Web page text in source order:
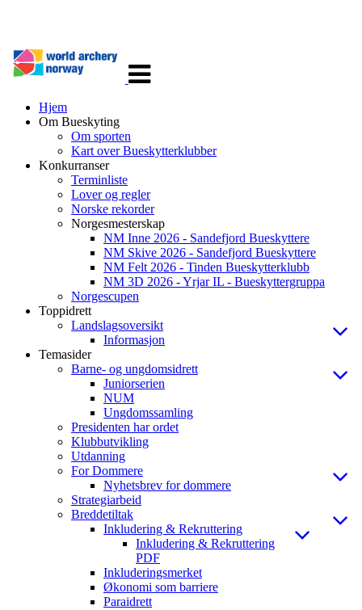
navigasjon
Hjem
Om Bueskyting
Om sporten
Kart over Bueskytterklubber
Konkurranser
Terminliste
Lover og regler
Norske rekorder
Norgesmesterskap
NM Inne 2026 - Sandefjord Bueskyttere
NM Skive 2026 - Sandefjord Bueskyttere
NM Felt 2026 - Tinden Bueskytterklubb
NM 3D 2026 - Yrjar IL - Bueskyttergruppa
Norgescupen
Toppidrett
Landslagsoversikt
Informasjon
Temasider
Barne- og ungdomsidrett
Juniorserien
NUM
Ungdomssamling
Presidenten har ordet
Klubbutvikling
Utdanning
For Dommere
Nyhetsbrev for dommere
Strategiarbeid
Breddetiltak
Inkludering & Rekruttering
Inkludering & Rekruttering
PDF
Inkluderingsmerket
Økonomi som barriere
Paraidrett